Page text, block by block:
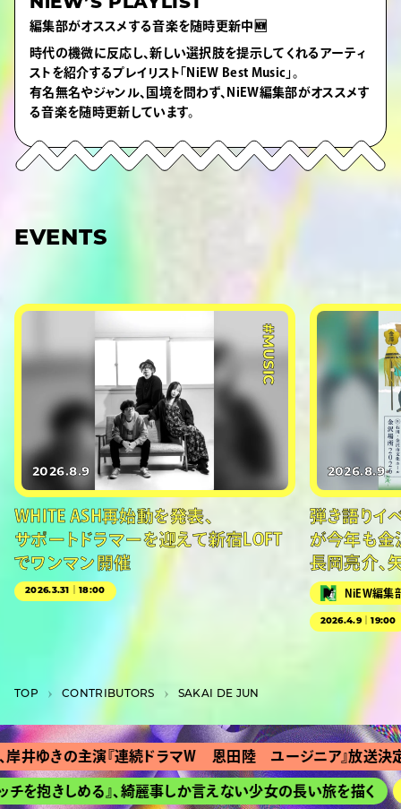
編集部がオススメする音楽を随時更新中🆕
時代の機微に反応し、新しい選択肢を提示してくれるアーティ
ストを紹介するプレイリスト「NiEW Best Music」。
有名無名やジャンル、国境を問わず、NiEW編集部がオススメす
る音楽を随時更新しています。
EVENTS
#MUSIC
2026.8.9
WHITE ASH再始動を発表、
サポートドラマーを迎えて新宿LOFT
でワンマン開催
2026.3.31｜18:00
2026.8.9
弾き語りイ
が今年も金
長岡亮介、
NiEW編集
2026.4.9｜19:00
TOP C­O­N­T­R­I­B­U­T­O­R­S SAKAI DE JUN
ゆきの主演『連続ドラマＷ 恩田陸 ユージニア』放送決定
抱きしめる』、綺麗事しか言えない少女の長い旅を描く